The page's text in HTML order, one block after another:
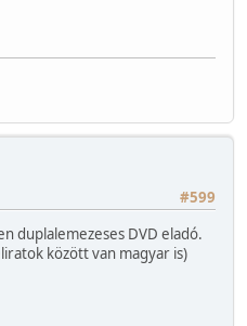
#599
duplalemezeses DVD eladó.
között van magyar is)